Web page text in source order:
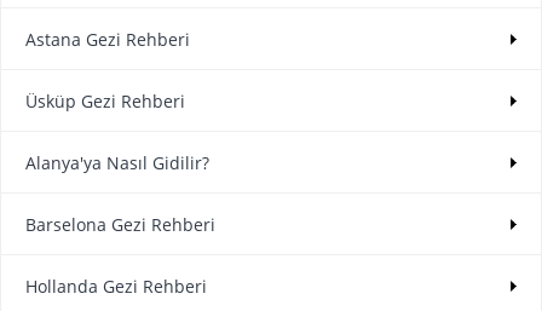
Astana Gezi Rehberi
Üsküp Gezi Rehberi
Alanya'ya Nasıl Gidilir?
Barselona Gezi Rehberi
Hollanda Gezi Rehberi